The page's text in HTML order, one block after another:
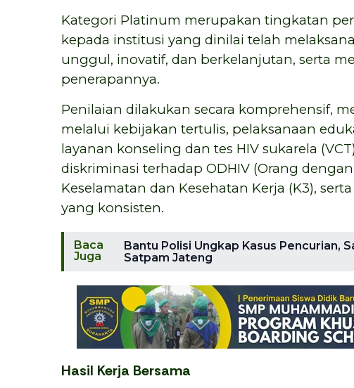
Kategori Platinum merupakan tingkatan
kepada institusi yang dinilai telah
unggul, inovatif, dan berkelanjutan, serta
penerapannya.
Penilaian dilakukan secara komprehensif,
melalui kebijakan tertulis, pelaksanaan
layanan konseling dan tes HIV sukarela
diskriminasi terhadap ODHIV (Orang
Keselamatan dan Kesehatan Kerja (K3),
yang konsisten.
Baca
Juga
Bantu Polisi Ungkap Kasus Pencurian,
Satpam Jateng
Hasil Kerja Bersama